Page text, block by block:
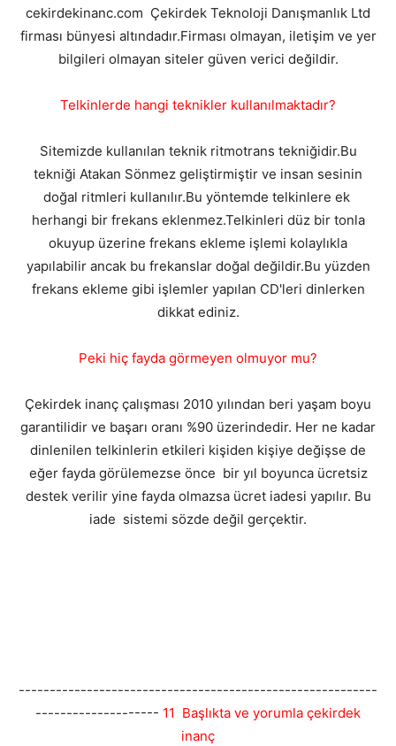
cekirdekinanc.com Çekirdek Teknoloji Danışmanlık Ltd
firması bünyesi altındadır.Firması olmayan, iletişim ve yer
bilgileri olmayan siteler güven verici değildir.
Telkinlerde hangi teknikler kullanılmaktadır?
Sitemizde kullanılan teknik ritmotrans tekniğidir.Bu
tekniği Atakan Sönmez geliştirmiştir ve insan sesinin
doğal ritmleri kullanılır.Bu yöntemde telkinlere ek
herhangi bir frekans eklenmez.Telkinleri düz bir tonla
okuyup üzerine frekans ekleme işlemi kolaylıkla
yapılabilir ancak bu frekanslar doğal değildir.Bu yüzden
frekans ekleme gibi işlemler yapılan CD'leri dinlerken
dikkat ediniz.
Peki hiç fayda görmeyen olmuyor mu?
Çekirdek inanç çalışması 2010 yılından beri yaşam boyu
garantilidir ve başarı oranı %90 üzerindedir. Her ne kadar
dinlenilen telkinlerin etkileri kişiden kişiye değişse de
eğer fayda görülemezse önce bir yıl boyunca ücretsiz
destek verilir yine fayda olmazsa ücret iadesi yapılır. Bu
iade sistemi sözde değil gerçektir.
----------------------------------------------------------
-------------------- 11 Başlıkta ve yorumla çekirdek
inanç